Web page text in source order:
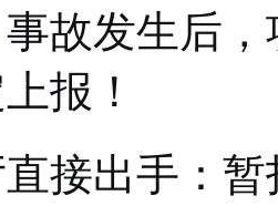
故发生后
报！
接出手：